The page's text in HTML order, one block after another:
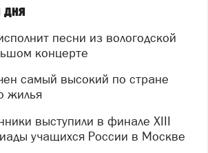
дня
концерте
жилья
учащихся России в Москве